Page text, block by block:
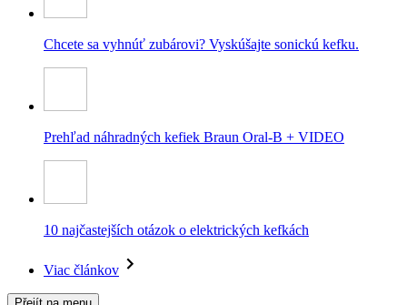
Chcete sa vyhnúť zubárovi? Vyskúšajte sonickú kefku.
Prehľad náhradných kefiek Braun Oral-B + VIDEO
10 najčastejších otázok o elektrických kefkách
Viac článkov